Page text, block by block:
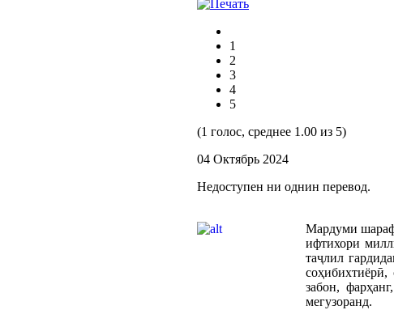
1
2
3
4
5
(1 голос, среднее 1.00 из 5)
04 Октябрь 2024
Недоступен ни однин перевод.
Мардуми
ифтихори
таҷлил
забон,
мегузоранд.